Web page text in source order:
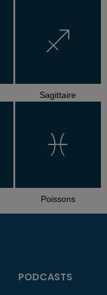
Sagittaire
Poissons
PODCASTS